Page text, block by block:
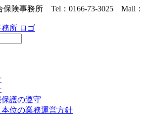
保険事務所 Tel：0166-73-3025 Mail：
護の遵守
位の業務運営方針